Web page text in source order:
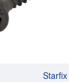
Starfix